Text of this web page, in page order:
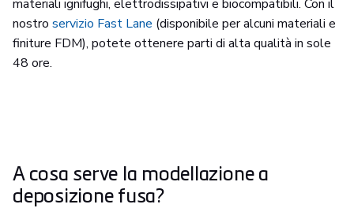
materiali ignifughi, elettrodissipativi e biocompatibili. Con il
nostro servizio Fast Lane (disponibile per alcuni materiali e
finiture FDM), potete ottenere parti di alta qualità in sole
48 ore.
A cosa serve la modellazione a
deposizione fusa?